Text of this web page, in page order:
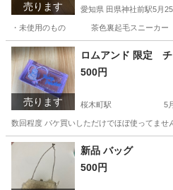
売ります 愛知県 田県神社前駅5月
・未使用のもの 茶色裏起毛スニーカ
愛知 犬山市 田県神社前駅
売ります
ロムアンド 限
500円
桜木町駅 5
数回程度 パケ買いしただけでほぼ使ってませ
神奈川 横浜市 桜木町駅
新品 バッグ
500円